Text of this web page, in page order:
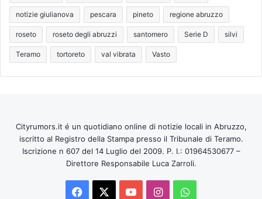
notizie giulianova pescara pineto regione abruzzo
roseto roseto degli abruzzi santomero Serie D silvi
Teramo tortoreto val vibrata Vasto
Cityrumors.it é un quotidiano online di notizie locali in Abruzzo,
iscritto al Registro della Stampa presso il Tribunale di Teramo.
Iscrizione n 607 del 14 Luglio del 2009. P. I.: 01964530677 –
Direttore Responsabile Luca Zarroli.
Facebook You InstagramWhatsApp